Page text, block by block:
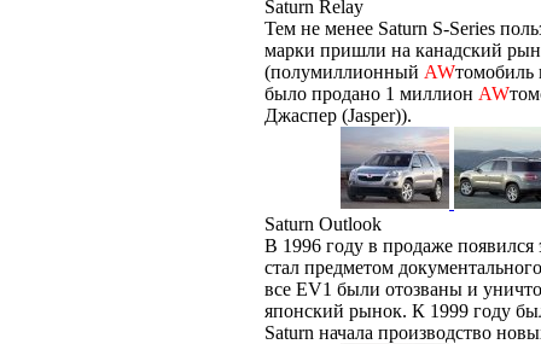
Saturn Relay
Тем не менее Saturn S-Series
марки пришли на канадский
(полумиллионный AWтомобиль
было продано 1 миллион AW
Джаспер (Jasper)).
Saturn Outlook
В 1996 году в продаже появился
стал предметом
все EV1 были отозваны и
японский рынок. К 1999 году
Saturn начала производство